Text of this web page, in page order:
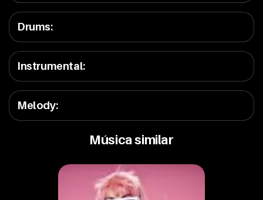
Drums:
Instrumental:
Melody:
Música similar